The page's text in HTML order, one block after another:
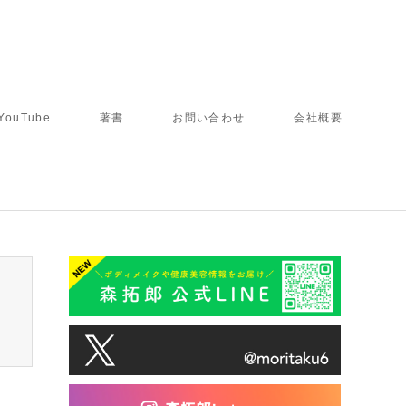
著書 お問い合わせ 会社概要
breadcrumb.php